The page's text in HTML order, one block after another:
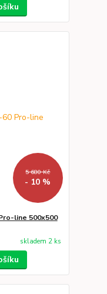
5 680 Kč
- 10 %
line 500x500
skladem 2 ks